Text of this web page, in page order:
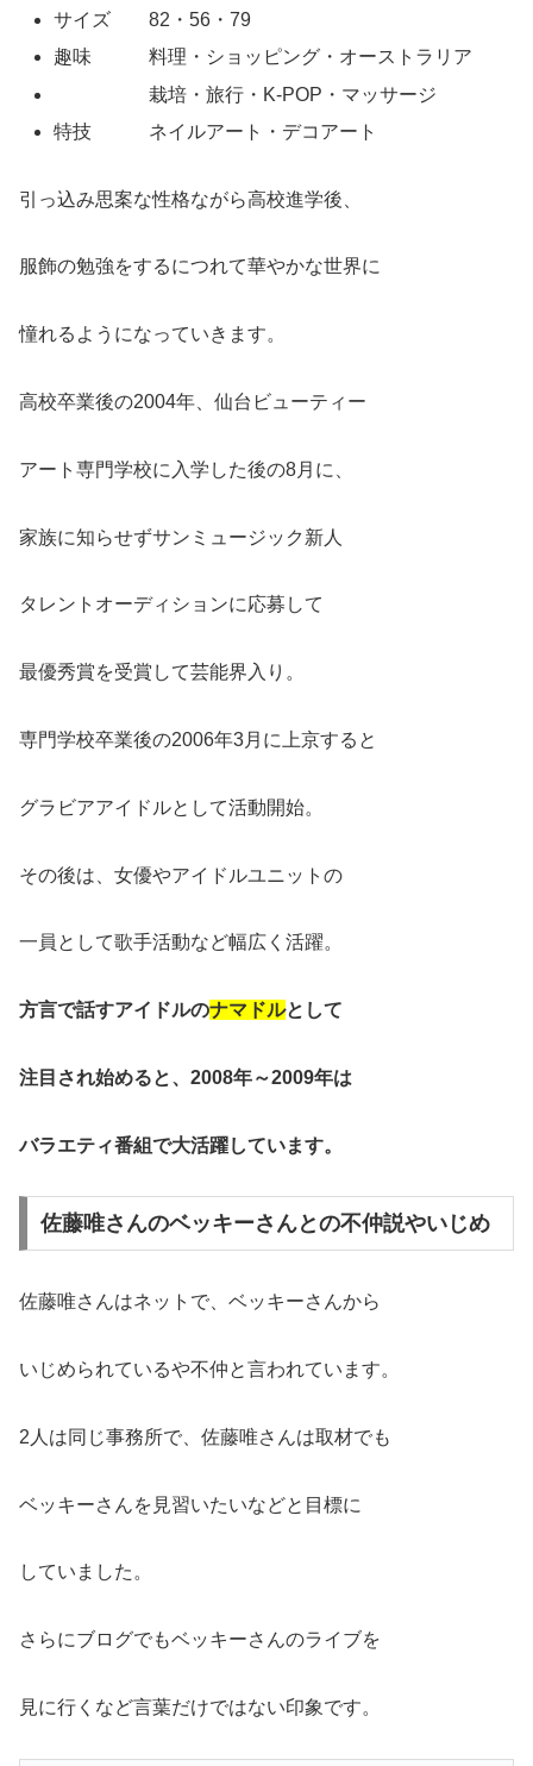
サイズ 82・56・79
趣味 料理・ショッピング・オーストラリア
栽培・旅行・K-POP・マッサージ
特技 ネイルアート・デコアート
引っ込み思案な性格ながら高校進学後、
服飾の勉強をするにつれて華やかな世界に
憧れるようになっていきます。
高校卒業後の2004年、仙台ビューティー
アート専門学校に入学した後の8月に、
家族に知らせずサンミュージック新人
タレントオーディションに応募して
最優秀賞を受賞して芸能界入り。
専門学校卒業後の2006年3月に上京すると
グラビアアイドルとして活動開始。
その後は、女優やアイドルユニットの
一員として歌手活動など幅広く活躍。
方言で話すアイドルのナマドルとして
注目され始めると、2008年～2009年は
バラエティ番組で大活躍しています。
佐藤唯さんのベッキーさんとの不仲説やいじめ
佐藤唯さんはネットで、ベッキーさんから
いじめられているや不仲と言われています。
2人は同じ事務所で、佐藤唯さんは取材でも
ベッキーさんを見習いたいなどと目標に
していました。
さらにブログでもベッキーさんのライブを
見に行くなど言葉だけではない印象です。